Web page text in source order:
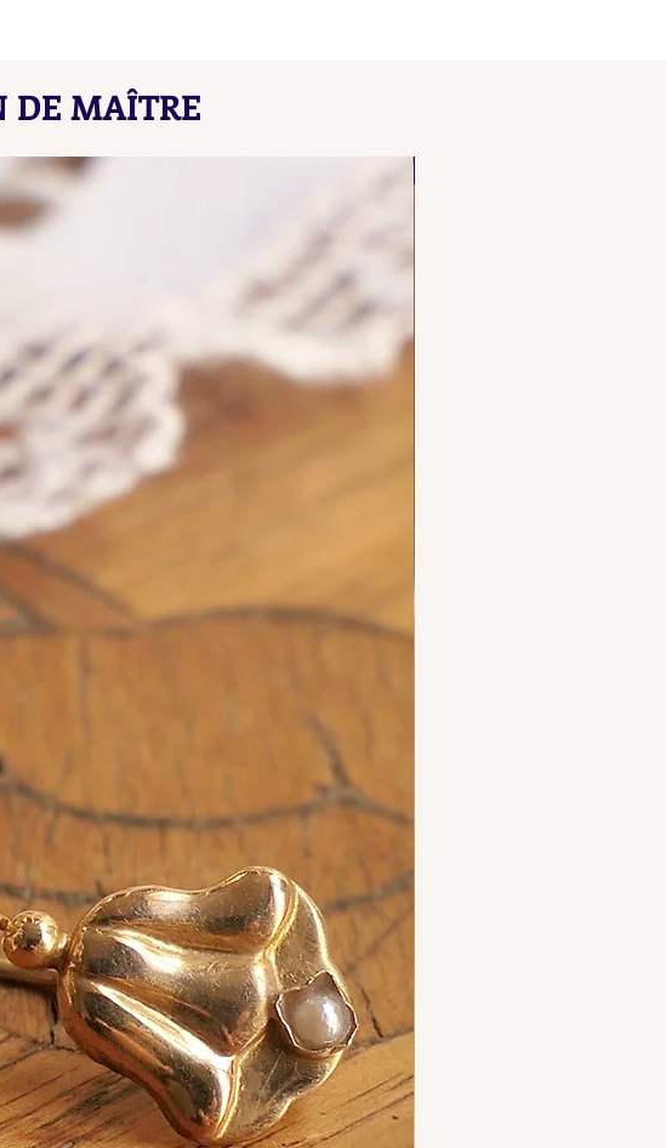
Find here our collated list, from
A A - A B, of French "losange"
shaped maker's marks for objects
DE MAÎTRE